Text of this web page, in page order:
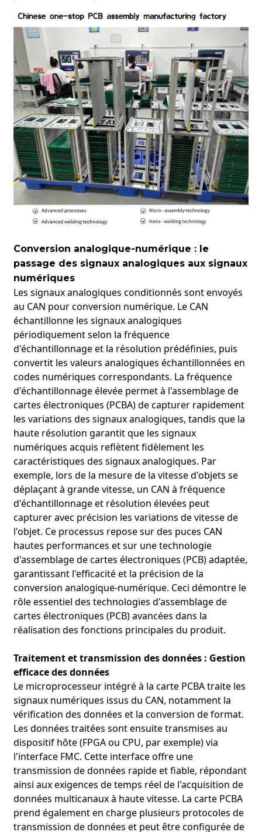
Conversion analogique-numérique : le
passage des signaux analogiques aux signaux
numériques
Les signaux analogiques conditionnés sont envoyés
au CAN pour conversion numérique. Le CAN
échantillonne les signaux analogiques
périodiquement selon la fréquence
d'échantillonnage et la résolution prédéfinies, puis
convertit les valeurs analogiques échantillonnées en
codes numériques correspondants. La fréquence
d'échantillonnage élevée permet à l'assemblage de
cartes électroniques (PCBA) de capturer rapidement
les variations des signaux analogiques, tandis que la
haute résolution garantit que les signaux
numériques acquis reflètent fidèlement les
caractéristiques des signaux analogiques. Par
exemple, lors de la mesure de la vitesse d'objets se
déplaçant à grande vitesse, un CAN à fréquence
d'échantillonnage et résolution élevées peut
capturer avec précision les variations de vitesse de
l'objet. Ce processus repose sur des puces CAN
hautes performances et sur une technologie
d'assemblage de cartes électroniques (PCB) adaptée,
garantissant l'efficacité et la précision de la
conversion analogique-numérique. Ceci démontre le
rôle essentiel des technologies d'assemblage de
cartes électroniques (PCB) avancées dans la
réalisation des fonctions principales du produit.
Traitement et transmission des données : Gestion
efficace des données
Le microprocesseur intégré à la carte PCBA traite les
signaux numériques issus du CAN, notamment la
vérification des données et la conversion de format.
Les données traitées sont ensuite transmises au
dispositif hôte (FPGA ou CPU, par exemple) via
l'interface FMC. Cette interface offre une
transmission de données rapide et fiable, répondant
ainsi aux exigences de temps réel de l'acquisition de
données multicanaux à haute vitesse. La carte PCBA
prend également en charge plusieurs protocoles de
transmission de données et peut être configurée de